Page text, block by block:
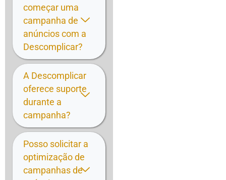
começar uma
campanha de
anúncios com a
Descomplicar?
A Descomplicar
oferece suporte
durante a
campanha?
Posso solicitar a
optimização de
campanhas de